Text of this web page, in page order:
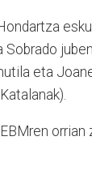
eta
orrian